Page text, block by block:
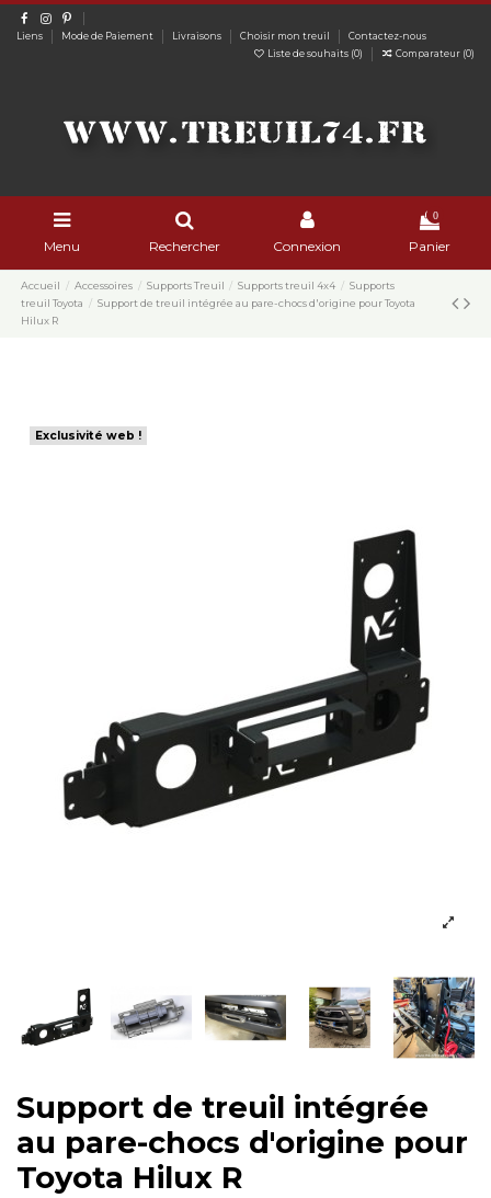
Liens Mode de Paiement Livraisons Choisir mon treuil
Contactez-nous
Liste de souhaits (0) Comparateur (0)
Menu Rechercher Connexion
0
Panier
Accueil Accessoires Supports Treuil Supports treuil 4x4
Supports
treuil Toyota
Support de treuil intégrée au pare-chocs d'origine pour Toyota
Hilux R
Exclusivité web !
Support de treuil intégrée
au pare-chocs d'origine pour
Toyota Hilux R